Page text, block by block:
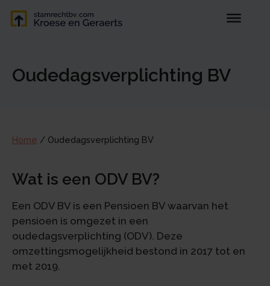
Oudedagsverplichting BV
Home / Oudedagsverplichting BV
Wat is een ODV BV?
Een ODV BV is een Pensioen BV waarvan het
pensioen is omgezet in een
oudedagsverplichting (ODV). Deze
omzettingsmogelijkheid bestond in 2017 tot en
met 2019.